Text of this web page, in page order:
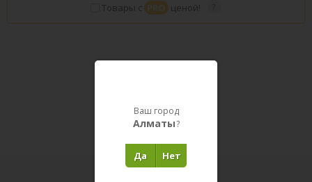
Товары с PRO ценой!
Ваш город
Алматы?
Нет
Да